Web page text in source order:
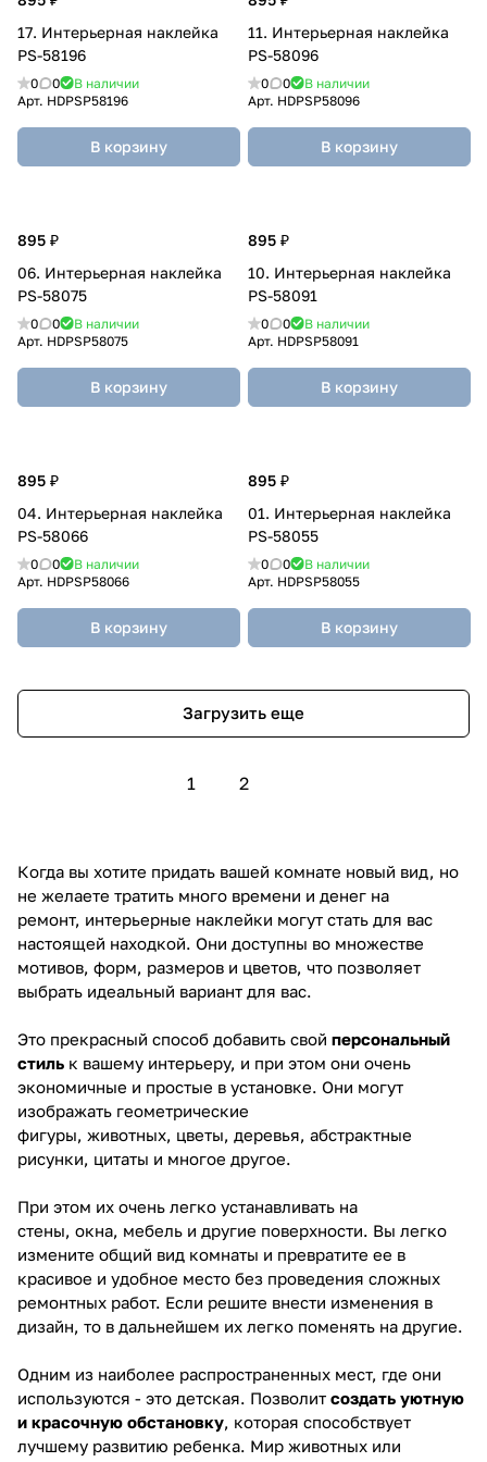
17. Интерьерная наклейка
PS-58196
0 0
В наличии
Арт. HDPSP58196
В корзину
11. Интерьерная наклейка
PS-58096
0 0
В наличии
Арт. HDPSP58096
В корзину
895 ₽
06. Интерьерная наклейка
PS-58075
0 0
В наличии
Арт. HDPSP58075
В корзину
895 ₽
10. Интерьерная наклейка
PS-58091
0 0
В наличии
Арт. HDPSP58091
В корзину
895 ₽
04. Интерьерная наклейка
PS-58066
0 0
В наличии
Арт. HDPSP58066
В корзину
895 ₽
01. Интерьерная наклейка
PS-58055
0 0
В наличии
Арт. HDPSP58055
В корзину
Загрузить еще
1 2
Когда вы хотите придать вашей комнате новый вид, но
не желаете тратить много времени и денег на
ремонт, интерьерные наклейки могут стать для вас
настоящей находкой. Они доступны во множестве
мотивов, форм, размеров и цветов, что позволяет
выбрать идеальный вариант для вас.
Это прекрасный способ добавить свой персональный
стиль к вашему интерьеру, и при этом они очень
экономичные и простые в установке. Они могут
изображать геометрические
фигуры, животных, цветы, деревья, абстрактные
рисунки, цитаты и многое другое.
При этом их очень легко устанавливать на
стены, окна, мебель и другие поверхности. Вы легко
измените общий вид комнаты и превратите ее в
красивое и удобное место без проведения сложных
ремонтных работ. Если решите внести изменения в
дизайн, то в дальнейшем их легко поменять на другие.
Одним из наиболее распространенных мест, где они
используются - это детская. Позволит создать уютную
и красочную обстановку, которая способствует
лучшему развитию ребенка. Мир животных или